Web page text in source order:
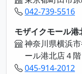
042-739-5516
モザイクモール港
神奈川県横浜
ール港北店４階
045-914-2012